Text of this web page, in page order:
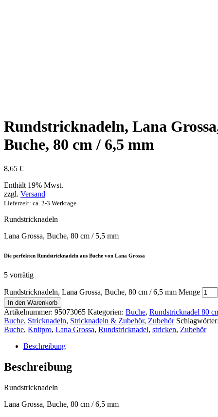
Rundstricknadeln, Lana
Buche, 80 cm / 6,5 mm
8,65 €
Enthält 19% Mwst.
zzgl. Versand
Lieferzeit: ca. 2-3 Werktage
Rundstricknadeln
Lana Grossa, Buche, 80 cm / 5,5 mm
Die perfekten Rundstricknadeln aus Buche von Lana Grossa
5 vorrätig
Rundstricknadeln, Lana Grossa, Buche, 80 cm / 6,5 mm Menge
In den Warenkorb
Artikelnummer: 95073065 Kategorien: Buche, Rundstricknadel 80
Buche, Stricknadeln, Stricknadeln & Zubehör, Zubehör
Buche, Knitpro, Lana Grossa, Rundstricknadel, stricken, Zubehör
Beschreibung
Beschreibung
Rundstricknadeln
Lana Grossa, Buche, 80 cm / 6,5 mm